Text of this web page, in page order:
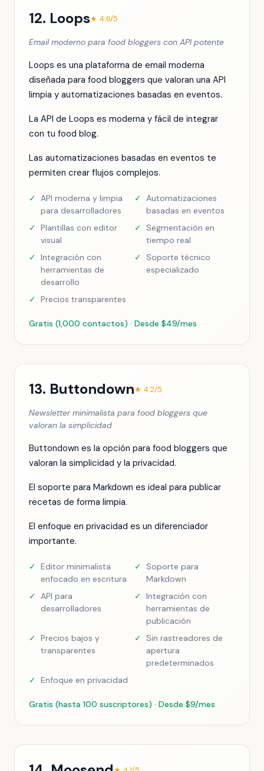
12. Loops★ 4.6/5
Email moderno para food bloggers con API potente
Loops es una plataforma de email moderna
diseñada para food bloggers que valoran una API
limpia y automatizaciones basadas en eventos.
La API de Loops es moderna y fácil de integrar
con tu food blog.
Las automatizaciones basadas en eventos te
permiten crear flujos complejos.
✓ API moderna y limpia
para desarrolladores
✓ Automatizaciones
basadas en eventos
✓ Plantillas con editor
visual
✓
Segmentación en
tiempo real
✓ Integración con
herramientas de
desarrollo
✓
Soporte técnico
especializado
✓ Precios transparentes
Gratis (1,000 contactos) · Desde $49/mes
13. Buttondown★ 4.2/5
Newsletter minimalista para food bloggers que
valoran la simplicidad
Buttondown es la opción para food bloggers que
valoran la simplicidad y la privacidad.
El soporte para Markdown es ideal para publicar
recetas de forma limpia.
El enfoque en privacidad es un diferenciador
importante.
✓ Editor minimalista
enfocado en escritura
✓
Soporte para
Markdown
✓ API para
desarrolladores
✓ Integración con
herramientas de
publicación
✓ Precios bajos y
transparentes
✓
Sin rastreadores de
apertura
predeterminados
✓ Enfoque en privacidad
Gratis (hasta 100 suscriptores) · Desde $9/mes